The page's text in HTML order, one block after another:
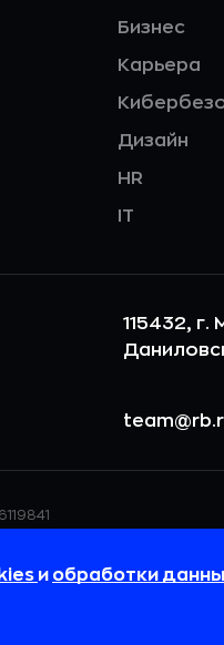
Бизнес
Карьера
Дизайн
HR
IT
115432, г.
повышения
и обработки